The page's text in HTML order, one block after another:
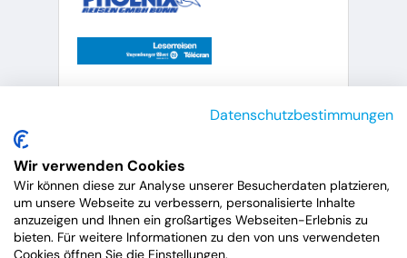
Sonnenfinsternis
22.07.2026
24 Nächte
Datenschutzbestimmungen
Wir verwenden Cookies
Wir können diese zur Analyse unserer Besucherdaten platzieren,
um unsere Webseite zu verbessern, personalisierte Inhalte
anzuzeigen und Ihnen ein großartiges Webseiten-Erlebnis zu
bieten. Für weitere Informationen zu den von uns verwendeten
Cookies öffnen Sie die Einstellungen.